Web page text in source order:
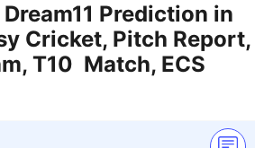
Prediction in
Cricket, Pitch Report,
T10 Match, ECS